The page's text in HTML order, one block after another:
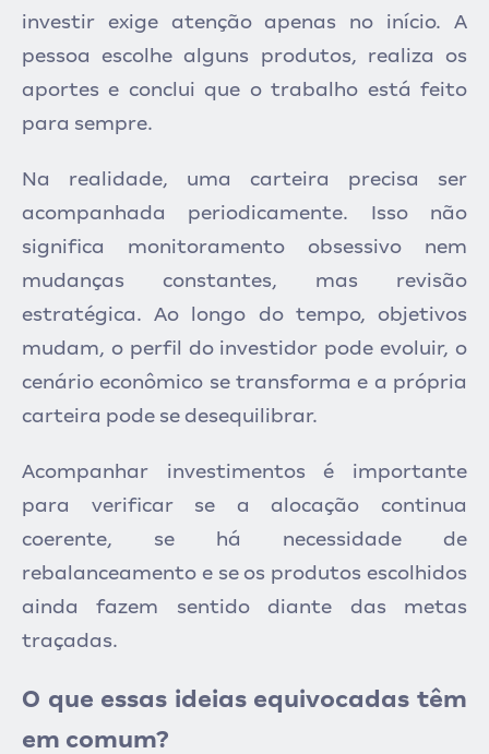
investir exige atenção apenas no início. A
pessoa escolhe alguns produtos, realiza os
aportes e conclui que o trabalho está feito
para sempre.
Na realidade, uma carteira precisa ser
acompanhada periodicamente. Isso não
significa monitoramento obsessivo nem
mudanças constantes, mas revisão
estratégica. Ao longo do tempo, objetivos
mudam, o perfil do investidor pode evoluir, o
cenário econômico se transforma e a própria
carteira pode se desequilibrar.
Acompanhar investimentos é importante
para verificar se a alocação continua
coerente, se há necessidade de
rebalanceamento e se os produtos escolhidos
ainda fazem sentido diante das metas
traçadas.
O que essas ideias equivocadas têm
em comum?